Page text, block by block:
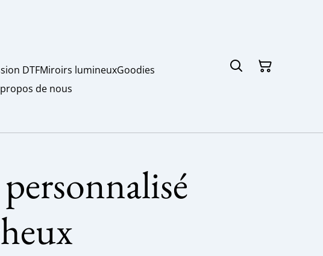
DTFMiroirs lumineuxGoodies
de nous